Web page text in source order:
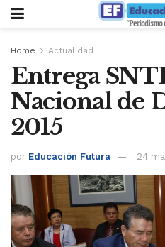
Home Actualidad
Entrega
Nacional de
2015
por Educación Futura 24